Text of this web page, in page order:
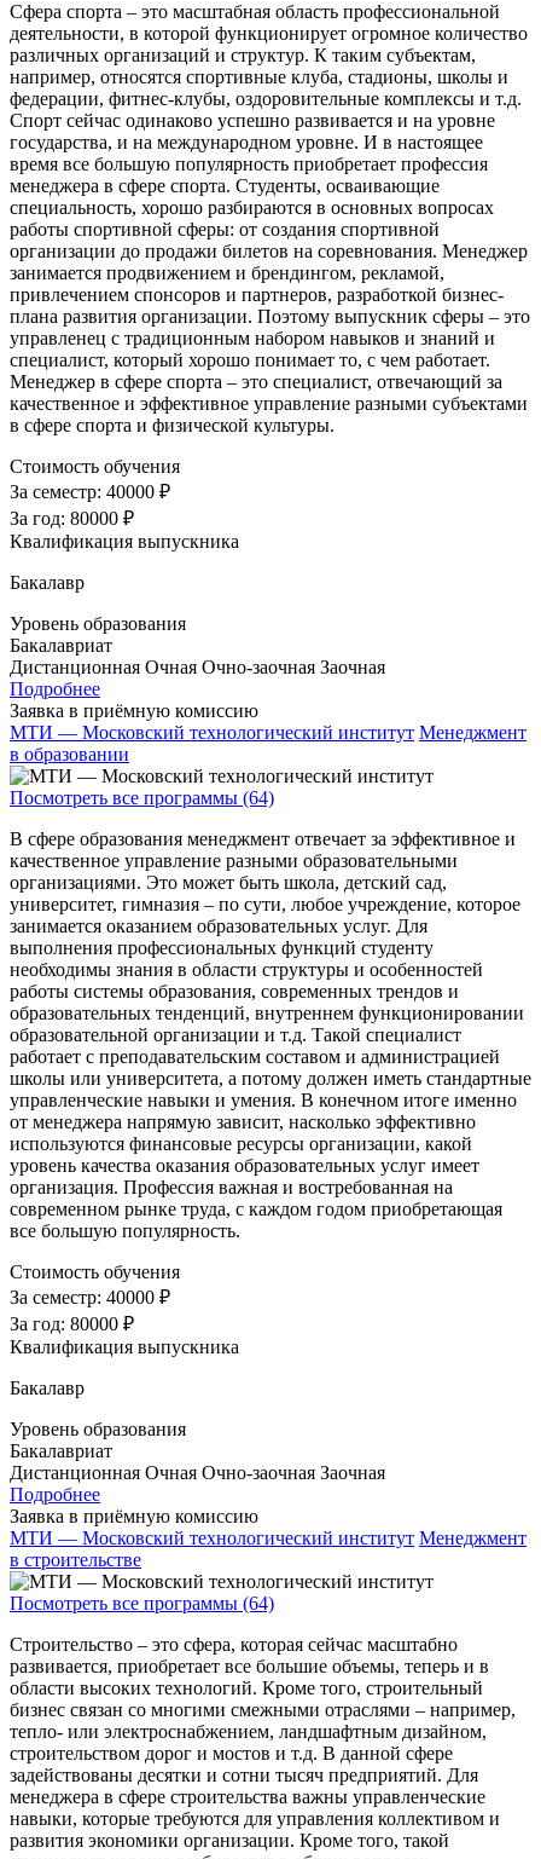
Сфера спорта – это масштабная область профессиональной
деятельности, в которой функционирует огромное количество
различных организаций и структур. К таким субъектам,
например, относятся спортивные клуба, стадионы, школы и
федерации, фитнес-клубы, оздоровительные комплексы и т.д.
Спорт сейчас одинаково успешно развивается и на уровне
государства, и на международном уровне. И в настоящее
время все большую популярность приобретает профессия
менеджера в сфере спорта. Студенты, осваивающие
специальность, хорошо разбираются в основных вопросах
работы спортивной сферы: от создания спортивной
организации до продажи билетов на соревнования. Менеджер
занимается продвижением и брендингом, рекламой,
привлечением спонсоров и партнеров, разработкой бизнес-
плана развития организации. Поэтому выпускник сферы – это
управленец с традиционным набором навыков и знаний и
специалист, который хорошо понимает то, с чем работает.
Менеджер в сфере спорта – это специалист, отвечающий за
качественное и эффективное управление разными субъектами
в сфере спорта и физической культуры.
Стоимость обучения
За семестр: 40000 ₽
За год: 80000 ₽
Квалификация выпускника
Бакалавр
Уровень образования
Бакалавриат
Дистанционная Очная Очно-заочная Заочная
Подробнее
Заявка в приёмную комиссию
МТИ — Московский технологический институт Менеджмент
в образовании
Посмотреть все программы (64)
В сфере образования менеджмент отвечает за эффективное и
качественное управление разными образовательными
организациями. Это может быть школа, детский сад,
университет, гимназия – по сути, любое учреждение, которое
занимается оказанием образовательных услуг. Для
выполнения профессиональных функций студенту
необходимы знания в области структуры и особенностей
работы системы образования, современных трендов и
образовательных тенденций, внутреннем функционировании
образовательной организации и т.д. Такой специалист
работает с преподавательским составом и администрацией
школы или университета, а потому должен иметь стандартные
управленческие навыки и умения. В конечном итоге именно
от менеджера напрямую зависит, насколько эффективно
используются финансовые ресурсы организации, какой
уровень качества оказания образовательных услуг имеет
организация. Профессия важная и востребованная на
современном рынке труда, с каждом годом приобретающая
все большую популярность.
Стоимость обучения
За семестр: 40000 ₽
За год: 80000 ₽
Квалификация выпускника
Бакалавр
Уровень образования
Бакалавриат
Дистанционная Очная Очно-заочная Заочная
Подробнее
Заявка в приёмную комиссию
МТИ — Московский технологический институт Менеджмент
в строительстве
Посмотреть все программы (64)
Строительство – это сфера, которая сейчас масштабно
развивается, приобретает все большие объемы, теперь и в
области высоких технологий. Кроме того, строительный
бизнес связан со многими смежными отраслями – например,
тепло- или электроснабжением, ландшафтным дизайном,
строительством дорог и мостов и т.д. В данной сфере
задействованы десятки и сотни тысяч предприятий. Для
менеджера в сфере строительства важны управленческие
навыки, которые требуются для управления коллективом и
развития экономики организации. Кроме того, такой